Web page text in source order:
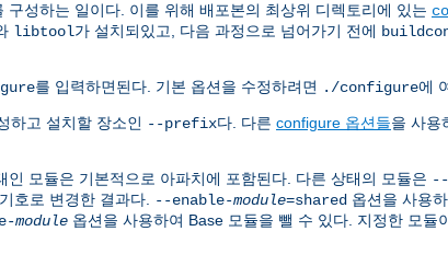
성하는 일이다. 이를 위해 배포본의 최상위 디렉토리에 있는
libtool가 설치되있고, 다음 과정으로 넘어가기 전에
를 입력하면된다. 기본 옵션을 수정하려면 ./configure에
하고 설치할 장소인 --prefix다. 다른 configure 옵션들을 사용
인 모듈은 기본적으로 아파치에 포함된다. 다른 상태의 모듈은
호로 변경한 결과다. --enable-module=shared 옵션을 사용
module 옵션을 사용하여 Base 모듈을 뺄 수 있다. 지정한 모듈